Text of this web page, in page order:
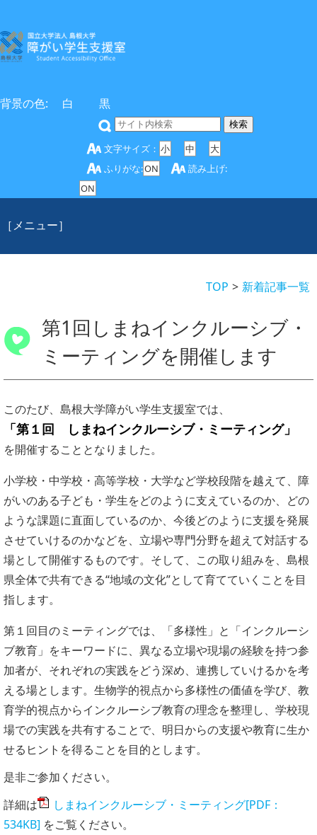
背景の色: 白 黒
文字サイズ： 小 中
大
ふりがな:ON
読み上げ:
ON
［メニュー］
TOP 新着記事一覧
第1回しまねインクルーシブ・
ミーティングを開催します
このたび、島根大学障がい学生支援室では、
「第１回 しまねインクルーシブ・ミーティング」
を開催することとなりました。
小学校・中学校・高等学校・大学など学校段階を越えて、障
がいのある子ども・学生をどのように支えているのか、どの
ような課題に直面しているのか、今後どのように支援を発展
させていけるのかなどを、立場や専門分野を超えて対話する
場として開催するものです。そして、この取り組みを、島根
県全体で共有できる“地域の文化”として育てていくことを目
指します。
第１回目のミーティングでは、「多様性」と「インクルーシ
ブ教育」をキーワードに、異なる立場や現場の経験を持つ参
加者が、それぞれの実践をどう深め、連携していけるかを考
える場とします。生物学的視点から多様性の価値を学び、教
育学的視点からインクルーシブ教育の理念を整理し、学校現
場での実践を共有することで、明日からの支援や教育に生か
せるヒントを得ることを目的とします。
是非ご参加ください。
詳細は
しまねインクルーシブ・ミーティング[PDF：
534KB] をご覧ください。